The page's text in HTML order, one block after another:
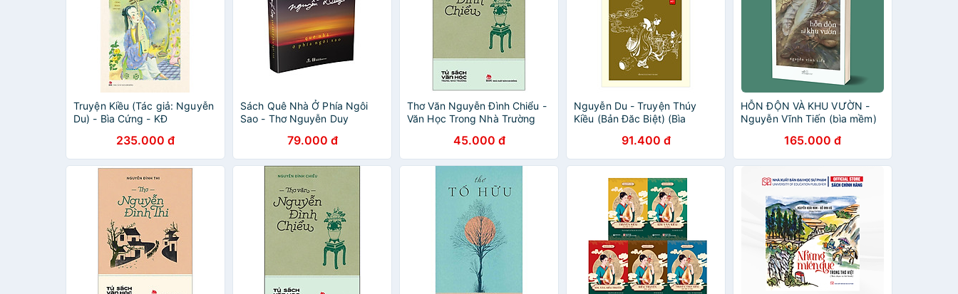
Truyện Kiều (Tác giả: Nguyễn
Du) - Bìa Cứng - KĐ
235.000 đ
Sách Quê Nhà Ở Phía Ngôi
Sao - Thơ Nguyễn Duy
79.000 đ
Thơ Văn Nguyễn Đình Chiểu -
Văn Học Trong Nhà Trường
45.000 đ
Nguyễn Du - Truyện Thúy
Kiều (Bản Đăc Biệt) (Bìa
91.400 đ
HỖN ĐỘN VÀ KHU VƯỜN -
Nguyễn Vĩnh Tiến (bìa mềm)
165.000 đ